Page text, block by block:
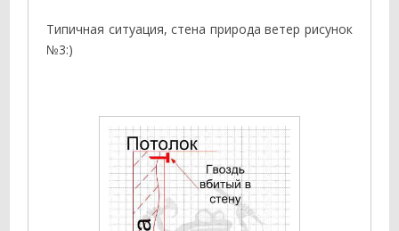
Типичная ситуация, стена природа ветер рисунок
№3:)